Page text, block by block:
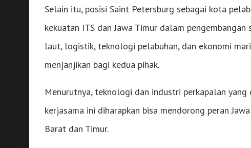
Selain itu, posisi Saint Petersburg sebagai kota
kekuatan ITS dan Jawa Timur dalam
laut, logistik, teknologi pelabuhan, dan ekonomi
menjanjikan bagi kedua pihak.
Menurutnya, teknologi dan industri perkapalan
kerjasama ini diharapkan bisa mendorong peran
Barat dan Timur.